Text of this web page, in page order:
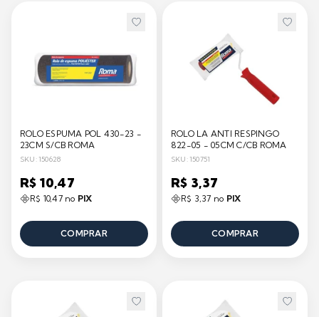
ROLO ESPUMA POL 430-23 -
23CM S/CB ROMA
SKU: 150628
R$ 10,47
R$ 10,47 no PIX
COMPRAR
ROLO LA ANTI RESPINGO
822-05 - 05CM C/CB ROMA
SKU: 150751
R$ 3,37
R$ 3,37 no PIX
COMPRAR